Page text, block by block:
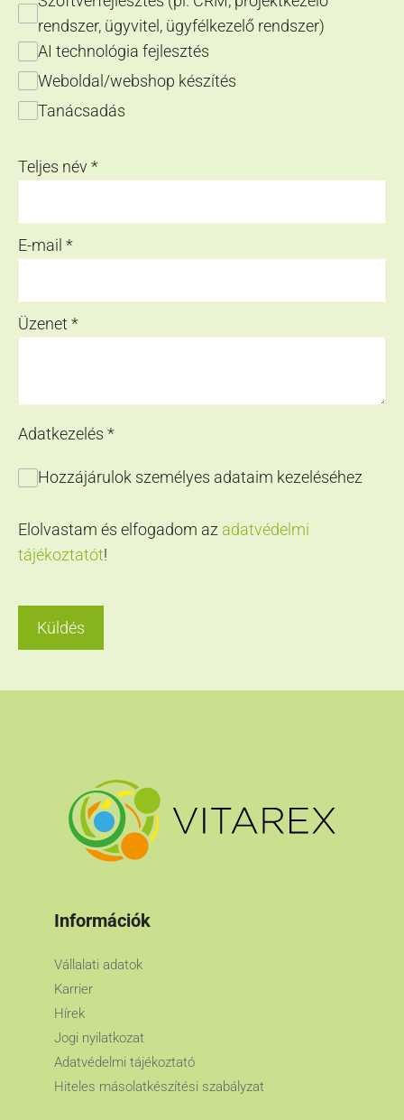
rendszer, ügyvitel, ügyfélkezelő rendszer)
AI technológia fejlesztés
Weboldal/webshop készítés
Tanácsadás
Teljes név*
E-mail *
Üzenet*
Adatkezelés *
Hozzájárulok személyes adataim kezeléséhez
Elolvastam és elfogadom az adatvédelmi
tájékoztatót!
Küldés
Információk
Vállalati adatok
Karrier
Hírek
Jogi nyilatkozat
Adatvédelmi tájékoztató
Hiteles másolatkészítési szabályzat